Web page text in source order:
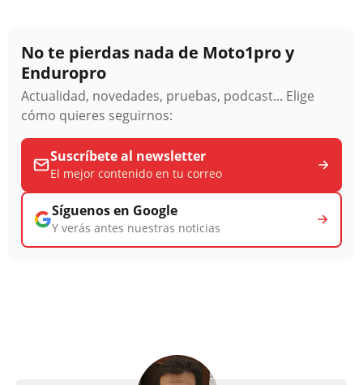
No te pierdas nada de Moto1pro y
Enduropro
Actualidad, novedades, pruebas, podcast... Elige
cómo quieres seguirnos:
Suscríbete al newsletter
El mejor contenido en tu correo
Síguenos en Google
Y verás antes nuestras noticias